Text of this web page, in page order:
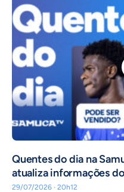
Quentes do dia na
atualiza informações
29/07/2026 · 20h12